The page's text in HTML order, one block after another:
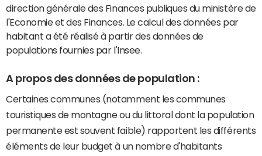
direction générale des Finances publiques du ministère de
l'Economie et des Finances. Le calcul des données par
habitant a été réalisé à partir des données de
populations fournies par l'Insee.
A propos des données de population :
Certaines communes (notamment les communes
touristiques de montagne ou du littoral dont la population
permanente est souvent faible) rapportent les différents
éléments de leur budget à un nombre d'habitants